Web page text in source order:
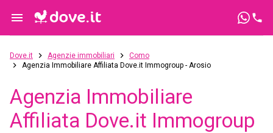
Dove.it Agenzie immobiliari
Como
Agenzia Immobiliare Affiliata Dove.it Immogroup - Arosio
Agenzia Immobiliare
Affiliata Dove.it Immogroup